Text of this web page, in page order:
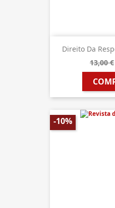
Direito Da
13,00 €
-10%